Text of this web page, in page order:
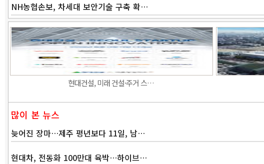
NH농협손보, 차세대 보안기술 구축 확…
현대건설, 미래 건설·주거 스…
많이 본 뉴스
늦어진 장마…제주 평년보다 11일, 남…
현대차, 전동화 100만대 육박…하이브…